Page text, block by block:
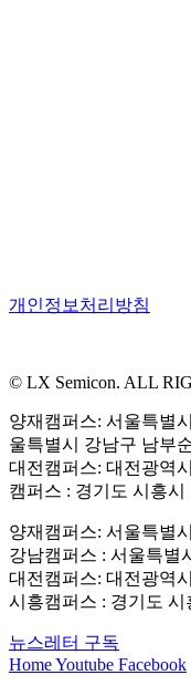
개인정보처리방침
© LX Semicon. ALL
양재캠퍼스: 서울특별
울특별시 강남구 남부
대전캠퍼스: 대전광역
캠퍼스 : 경기도 시흥시
양재캠퍼스: 서울특별
강남캠퍼스 : 서울특별
대전캠퍼스: 대전광역
시흥캠퍼스 : 경기도
뉴스레터 구독
HomeYoutube Facebook